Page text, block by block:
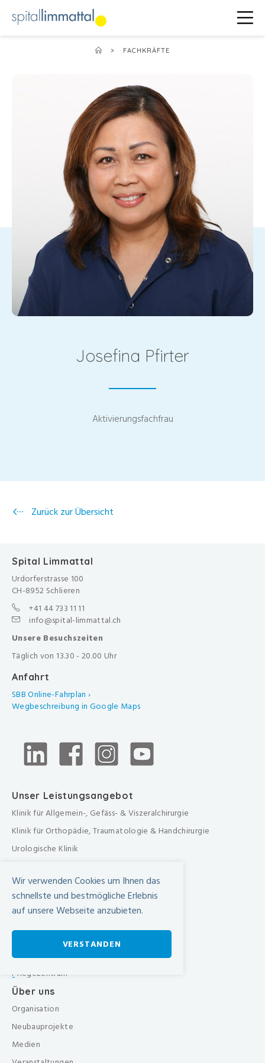
> FACHKRÄFTE
Josefina Pfirter
Aktivierungsfachfrau
Zurück zur Übersicht
Spital Limmattal
Urdorferstrasse 100
CH-8952 Schlieren
+41 44 733 11 11
info@spital-limmattal.ch
Unsere Besuchszeiten
Täglich von 13.30 - 20.00 Uhr
Anfahrt
SBB Online-Fahrplan ›
Wegbeschreibung in Google Maps
Unser Leistungsangebot
Klinik für Allgemein-, Gefäss- & Viszeralchirurgie
Klinik für Orthopädie, Traumatologie & Handchirurgie
Urologische Klinik
Frauenklinik
Übergreifende medizinische Bereiche
Therapien
Pflegezentrum
Über uns
Organisation
Neubauprojekte
Medien
Wir verwenden Cookies um Ihnen das
schnellste und bestmögliche Erlebnis
auf unsere Webseite anzubieten.
VERSTANDEN
-